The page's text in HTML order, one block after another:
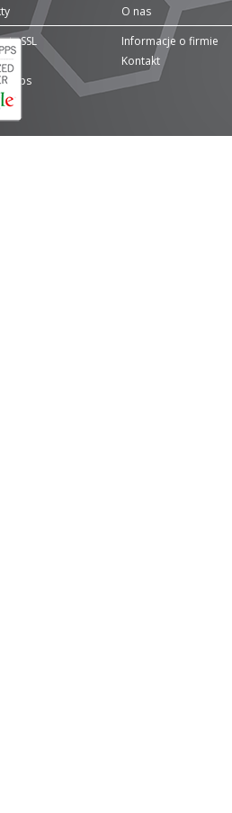
SSL
Apps
O nas
Informacje o firmie
Kontakt